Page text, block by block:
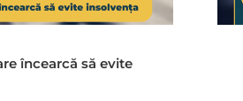
încearcă să evite